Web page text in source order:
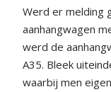
Werd er melding
aanhangwagen
werd de
A35. Bleek
waarbij men